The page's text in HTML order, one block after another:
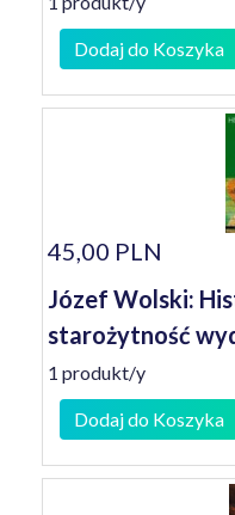
Dodaj do Koszyka
45,00 PLN
Józef Wolski:
starożytność
1 produkt/y
Dodaj do Koszyka